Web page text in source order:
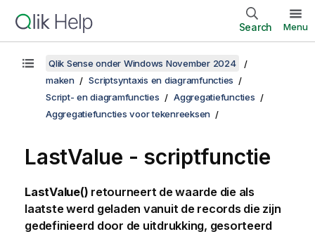
Search Menu
Qlik Sense onder Windows November 2024
maken
Scriptsyntaxis en diagramfuncties
Script- en diagramfuncties
Aggregatiefuncties
Aggregatiefuncties voor tekenreeksen
LastValue - scriptfunctie
LastValue() retourneert de waarde die als
laatste werd geladen vanuit de records die zijn
gedefinieerd door de uitdrukking, gesorteerd